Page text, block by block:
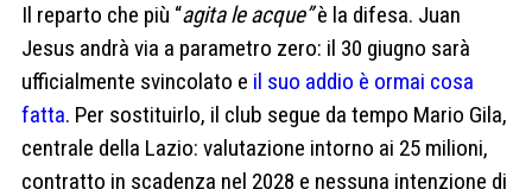
Il reparto che più “agita le acque”è la difesa. Juan
Jesus andrà via a parametro zero: il 30 giugno sarà
ufficialmente svincolato e il suo addio è ormai cosa
fatta. Per sostituirlo, il club segue da tempo Mario Gila,
centrale della Lazio: valutazione intorno ai 25 milioni,
contratto in scadenza nel 2028 e nessuna intenzione di